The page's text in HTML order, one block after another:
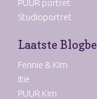
PUUR portret
Studioportret
Laatste
Fennie & Kim
Itie
PUUR Kim